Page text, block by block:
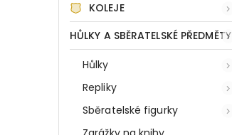
KOLEJE
HŮLKY A SBĚRATELSKÉ PŘEDMĚTY
Hůlky
Repliky
Sběratelské figurky